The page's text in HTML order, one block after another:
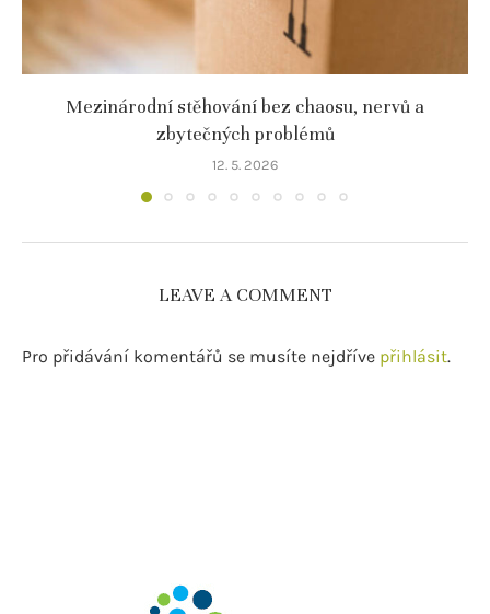
Mezinárodní stěhování bez chaosu, nervů a
zbytečných problémů
12. 5. 2026
LEAVE A COMMENT
Pro přidávání komentářů se musíte nejdříve přihlásit.